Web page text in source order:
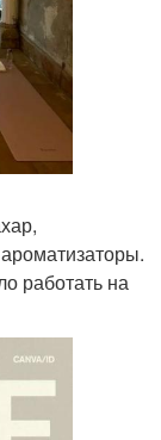
работать на